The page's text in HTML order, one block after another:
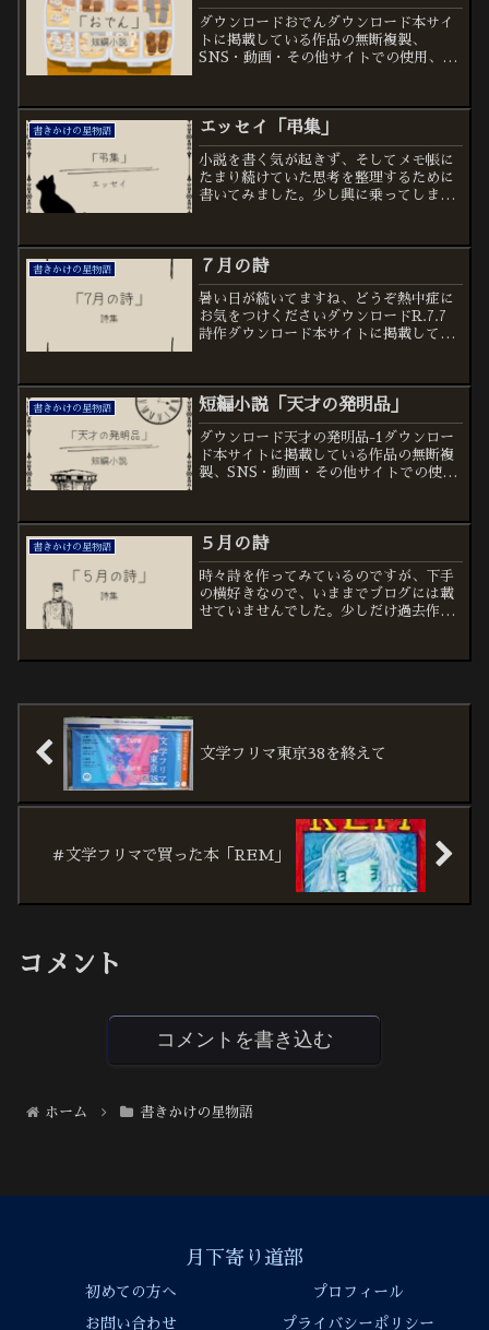
ダウンロードおでんダウンロード本サイ
トに掲載している作品の無断複製、
SNS・動画・その他サイトでの使用、自
含めると魚の甘みと共に舌に溶けてい
く。昔は苦手だった餅巾着。ね...
書きかけの星物語 エッセイ「弔集」
小説を書く気が起きず、そしてメモ帳に
たまり続けていた思考を整理するために
書いてみました。少し興に乗ってしまっ
書きかけの星物語 ７月の詩
暑い日が続いてますね、どうぞ熱中症に
お気をつけくださいダウンロードR.7.7
詩作ダウンロード本サイトに掲載してい
います前作↓５月の詩６月の詩本文から抜
粋無題良い師匠...
書きかけの星物語 短編小説「天才の発明品」
ダウンロード天才の発明品-1ダウンロー
ド本サイトに掲載している作品の無断複
製、SNS・動画・その他サイトでの使
「彼の天才はノーベル賞受賞なる
か！？」「ノミネート後、授...
書きかけの星物語 ５月の詩
時々詩を作ってみているのですが、下手
の横好きなので、いままでブログには載
せていませんでした。少しだけ過去作と
ド本サイトに掲載している作品の無断複
文学フリマ東京38を終えて
＃文学フリマで買った本「REM」
コメント
コメントを書き込む
ホーム 書きかけの星物語
月下寄り道部
初めての方へ プロフィール
お問い合わせ プライバシーポリシー